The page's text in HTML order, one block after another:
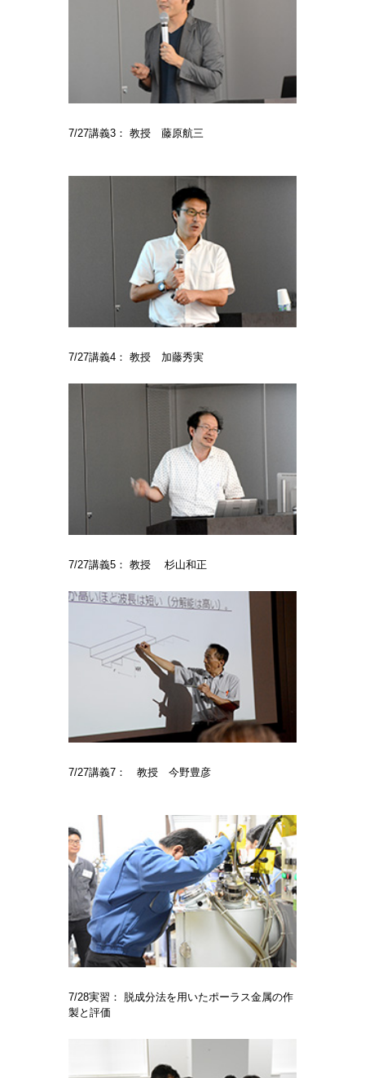
7/27講義3： 教授 藤原航三
7/27講義4： 教授 加藤秀実
7/27講義5： 教授 杉山和正
7/27講義7： 教授 今野豊彦
7/28実習： 脱成分法を用いたポーラス金属の作
製と評価